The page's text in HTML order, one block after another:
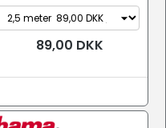
89,00 DKK